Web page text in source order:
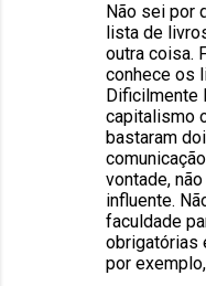
Não sei por
lista de
outra coisa.
conhece os
Dificilmente
capitalismo
bastaram
vontade,
influente.
faculdade
obrigatórias
por